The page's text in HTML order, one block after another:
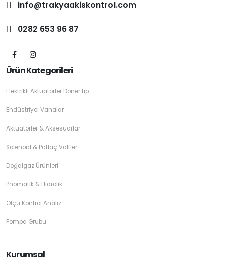
info@trakyaakiskontrol.com
0282 653 96 87
Ürün Kategorileri
Elektrikli Aktüatörler Döner tip
Endüstriyel Vanalar
Aktüatörler & Aksesuarlar
Solenoid & Patlaç Valfler
Doğalgaz Ürünleri
Pnömatik & Hidrolik
Ölçü Kontrol Analiz
Pompa Grubu
Kurumsal